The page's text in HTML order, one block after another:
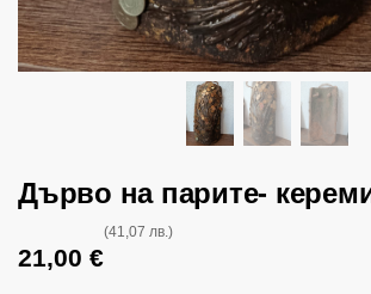
Дърво на парите-
21,00 €
(41,07 лв.)